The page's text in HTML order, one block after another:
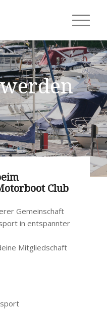
Club
Gemeinschaft
in entspannter
Mitgliedschaft